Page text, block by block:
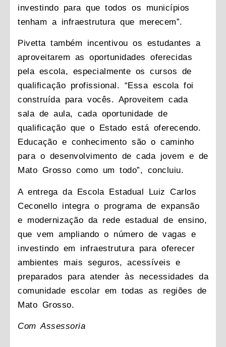
investindo para que todos os municípios
tenham a infraestrutura que merecem”.
Pivetta também incentivou os estudantes a
aproveitarem as oportunidades oferecidas
pela escola, especialmente os cursos de
qualificação profissional. “Essa escola foi
construída para vocês. Aproveitem cada
sala de aula, cada oportunidade de
qualificação que o Estado está oferecendo.
Educação e conhecimento são o caminho
para o desenvolvimento de cada jovem e de
Mato Grosso como um todo”, concluiu.
A entrega da Escola Estadual Luiz Carlos
Ceconello integra o programa de expansão
e modernização da rede estadual de ensino,
que vem ampliando o número de vagas e
investindo em infraestrutura para oferecer
ambientes mais seguros, acessíveis e
preparados para atender às necessidades da
comunidade escolar em todas as regiões de
Mato Grosso.
Com Assessoria